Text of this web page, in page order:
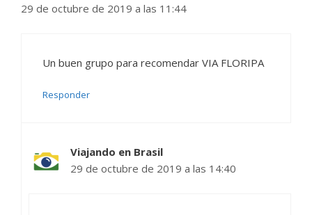
29 de octubre de 2019 a las 11:44
Un buen grupo para recomendar VIA FLORIPA
Responder
Viajando en Brasil
29 de octubre de 2019 a las 14:40